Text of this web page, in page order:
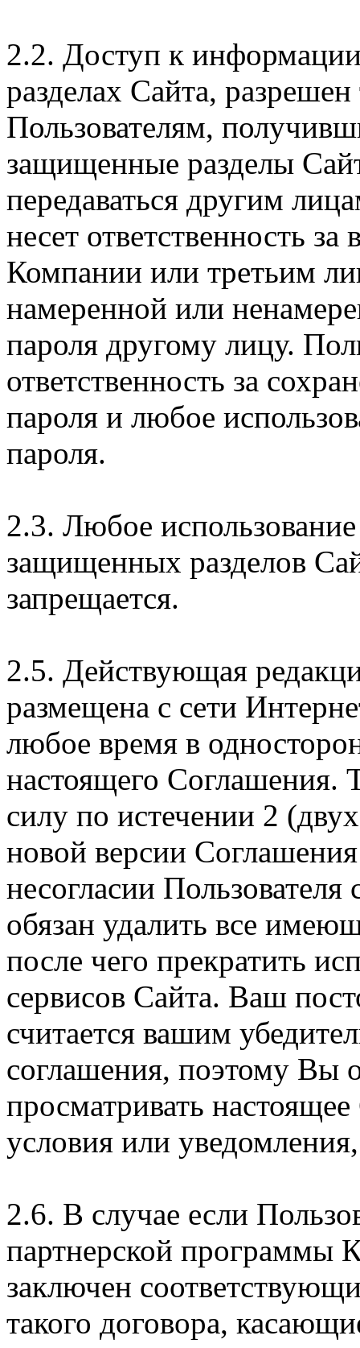
2.2. Доступ к
разделах Сайта,
Пользователям,
защищенные разделы
передаваться другим
несет ответственность
Компании или третьим
намеренной или
пароля другому лицу.
ответственность за
пароля и любое
пароля.
2.3. Любое
защищенных разделов
запрещается.
2.5. Действующая
размещена с сети
любое время в
настоящего Соглашения.
силу по истечении 2
новой версии
несогласии
обязан удалить все
после чего прекратить
сервисов Сайта. Ваш
считается вашим
соглашения, поэтому Вы
просматривать
условия или
2.6. В случае если
партнерской программы
заключен
такого договора,